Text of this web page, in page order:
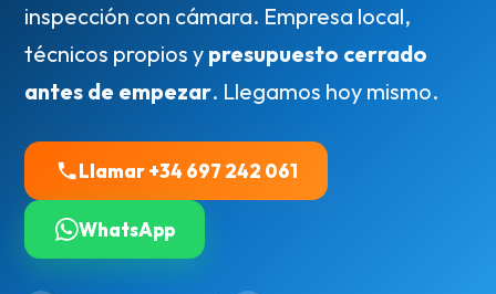
inspección con cámara. Empresa local,
técnicos propios y presupuesto cerrado
antes de empezar. Llegamos hoy mismo.
Llamar +34 697 242 061
WhatsApp